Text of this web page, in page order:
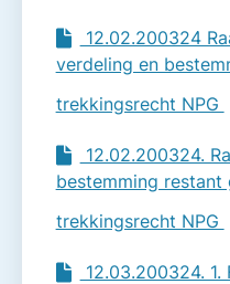
12.02.200324
verdeling en
trekkingsrecht NPG
12.02.200324.
bestemming restant
trekkingsrecht NPG
12.03.200324.